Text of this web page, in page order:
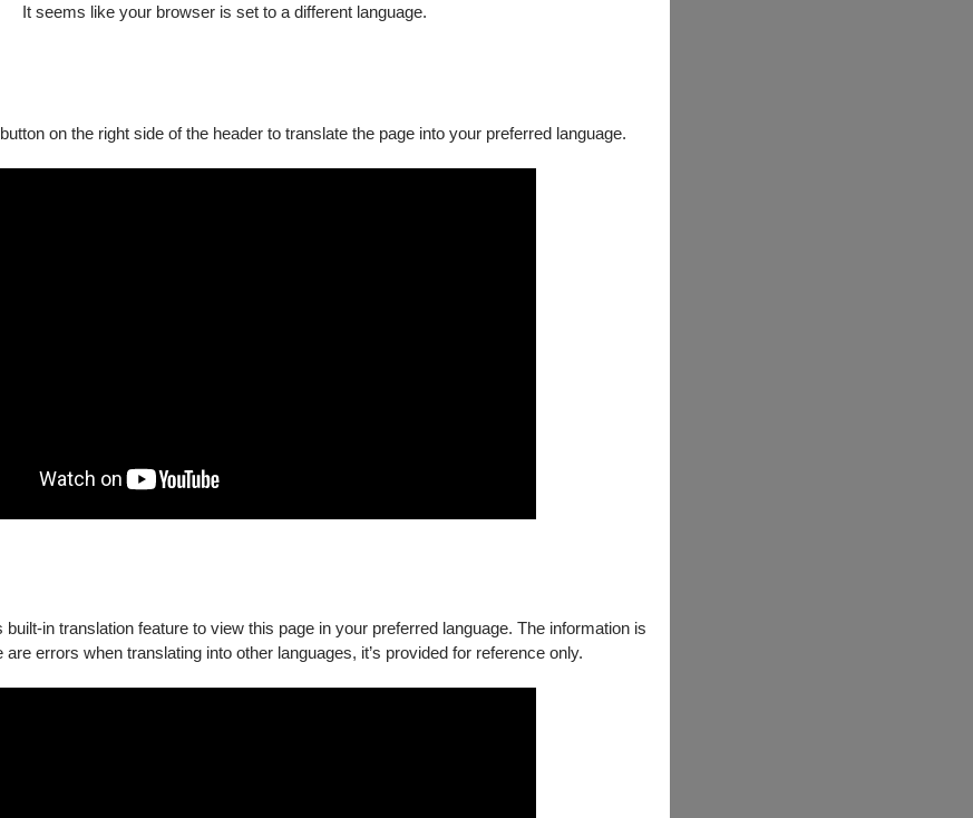
It seems like your browser is set to a different language.
on the right side of the header to translate the page into your preferred language.
in translation feature to view this page in your preferred language. The information is
errors when translating into other languages, it’s provided for reference only.
is the only one who can solve Meto’s disappearance.